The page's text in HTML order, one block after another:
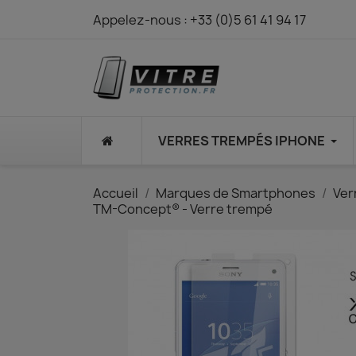
Appelez-nous : +33 (0)5 61 41 94 17
VERRES TREMPÉS IPHONE
Accueil Marques de Smartphones
TM-Concept® - Verre trempé